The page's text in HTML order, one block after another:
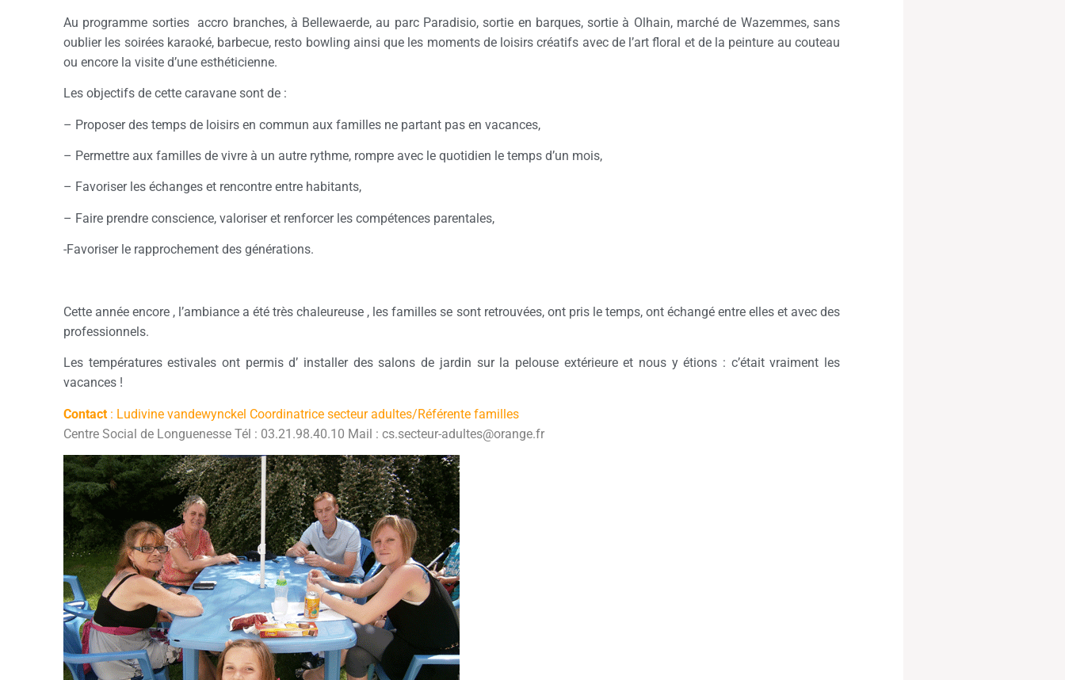
Au programme sorties accro branches, à Bellewaerde, au parc Paradisio, sortie en barques, sortie à Olhain, marché de Wazemmes, sans
oublier les soirées karaoké, barbecue, resto bowling ainsi que les moments de loisirs créatifs avec de l’art floral et de la peinture au couteau
ou encore la visite d’une esthéticienne.
Les objectifs de cette caravane sont de :
– Proposer des temps de loisirs en commun aux familles ne partant pas en vacances,
– Permettre aux familles de vivre à un autre rythme, rompre avec le quotidien le temps d’un mois,
– Favoriser les échanges et rencontre entre habitants,
– Faire prendre conscience, valoriser et renforcer les compétences parentales,
-Favoriser le rapprochement des générations.
Cette année encore , l’ambiance a été très chaleureuse , les familles se sont retrouvées, ont pris le temps, ont échangé entre elles et avec des
professionnels.
Les températures estivales ont permis d’ installer des salons de jardin sur la pelouse extérieure et nous y étions : c’était vraiment les
vacances !
Contact : Ludivine vandewynckel Coordinatrice secteur adultes/Référente familles
Centre Social de Longuenesse Tél : 03.21.98.40.10 Mail : cs.secteur-adultes@orange.fr